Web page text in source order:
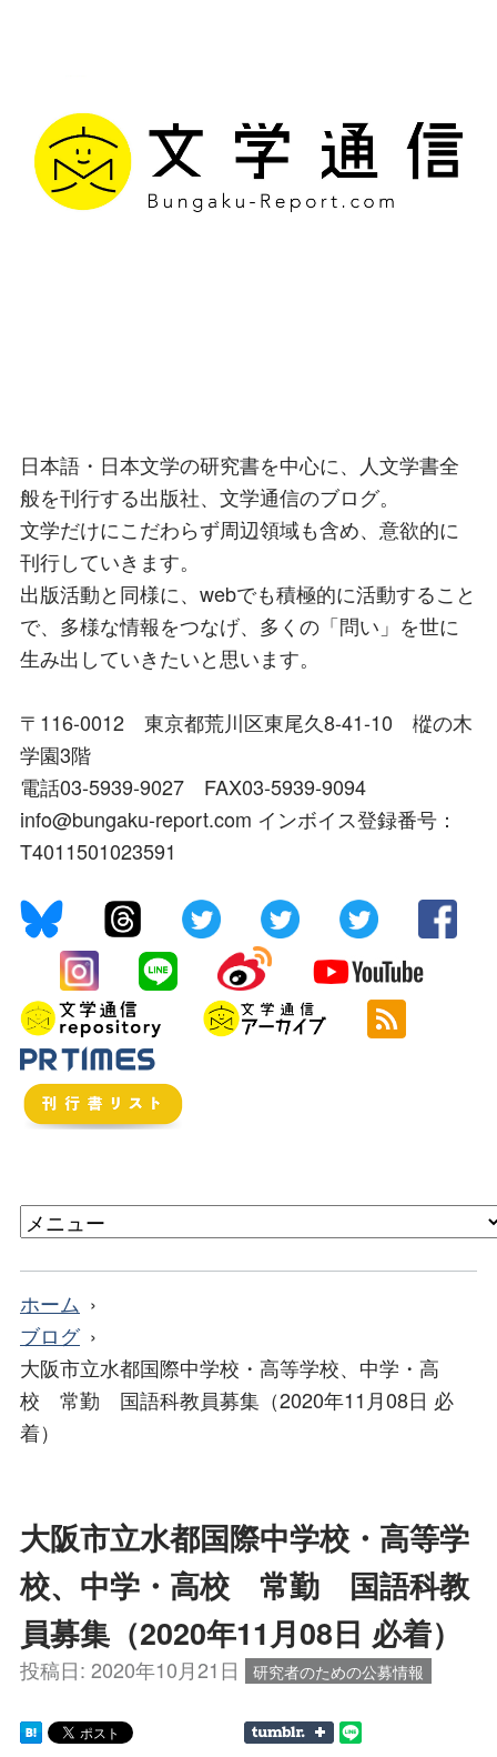
日本語・日本文学の研究書を中心に、人文学書全
般を刊行する出版社、文学通信のブログ。
文学だけにこだわらず周辺領域も含め、意欲的に
刊行していきます。
出版活動と同様に、webでも積極的に活動すること
で、多様な情報をつなげ、多くの「問い」を世に
生み出していきたいと思います。
〒116-0012 東京都荒川区東尾久8-41-10 樅の木
学園3階
電話03-5939-9027 FAX03-5939-9094
info@bungaku-report.com インボイス登録番号：
T4011501023591
ホーム
ブログ
大阪市立水都国際中学校・高等学校、中学・高
校 常勤 国語科教員募集（2020年11月08日 必
着）
大阪市立水都国際中学校・高等学
校、中学・高校 常勤 国語科教
員募集（2020年11月08日 必着）
投稿日: 2020年10月21日 研究者のための公募情報